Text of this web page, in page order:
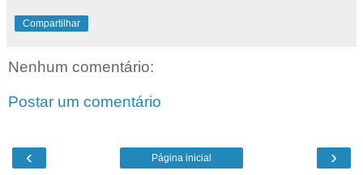
Compartilhar
Nenhum comentário:
Postar um comentário
‹ ›
Página inicial